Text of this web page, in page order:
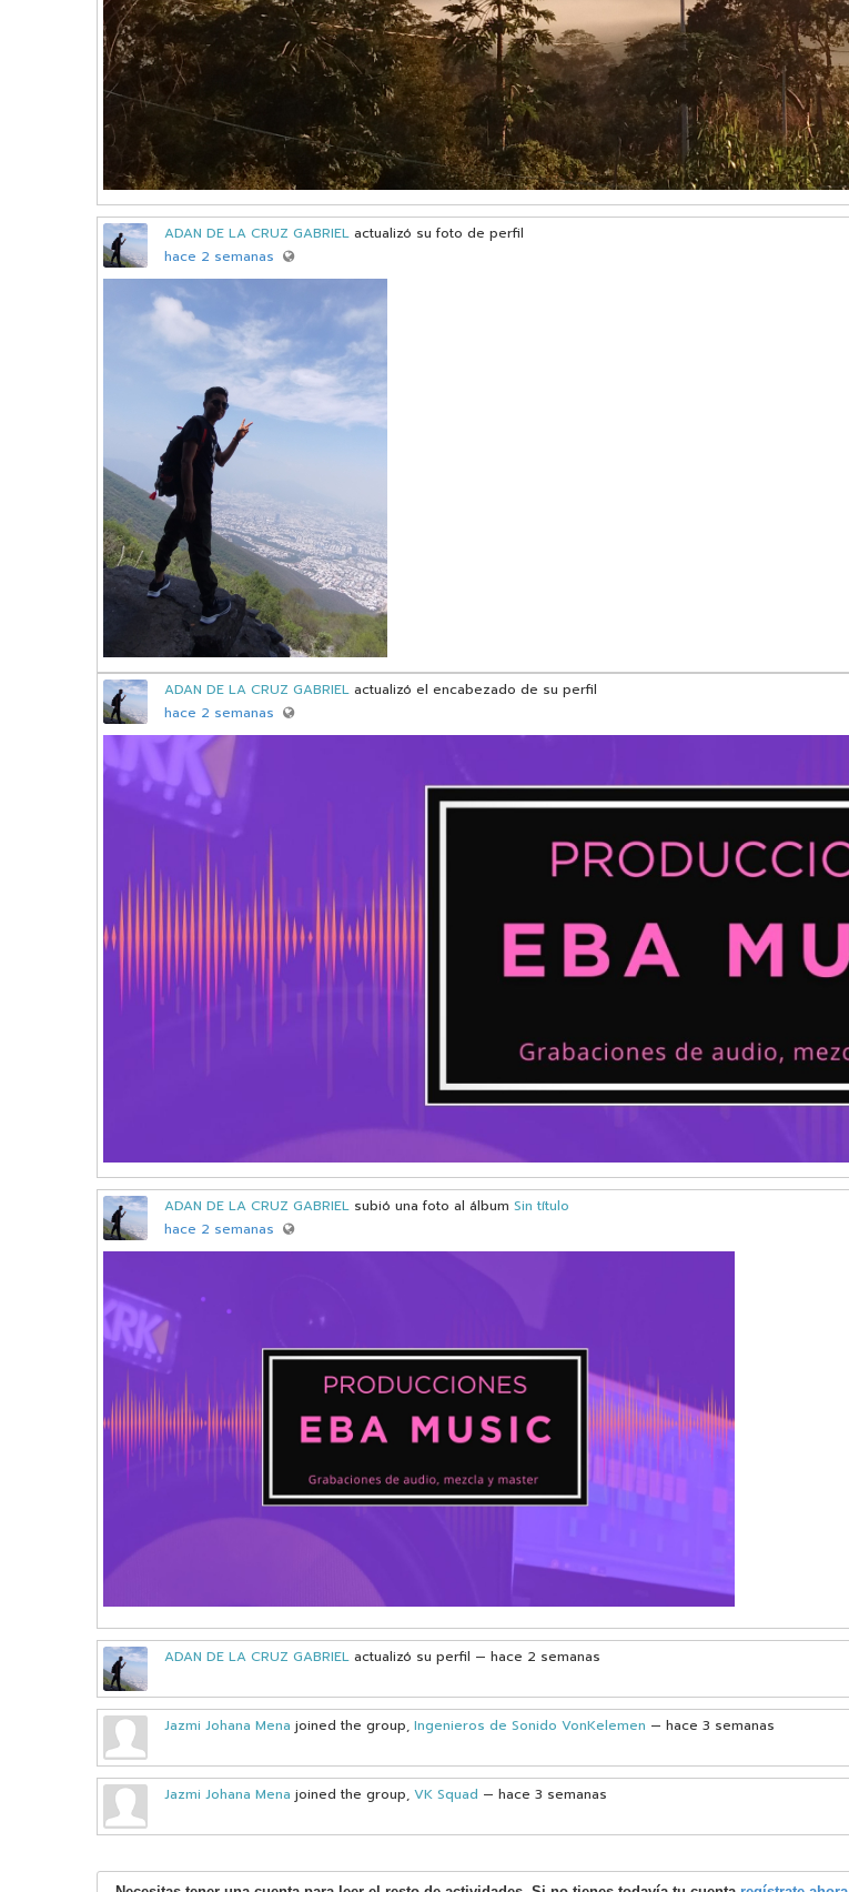
ADAN DE LA CRUZ GABRIEL actualizó su foto de perfil
hace 2 semanas
ADAN DE LA CRUZ GABRIEL actualizó el encabezado de su perfil
hace 2 semanas
ADAN DE LA CRUZ GABRIEL subió una foto al álbum Sin título
hace 2 semanas
ADAN DE LA CRUZ GABRIEL actualizó su perfil — hace 2 semanas
Jazmi Johana Mena joined the group, Ingenieros de Sonido VonKelemen — hace 3 semanas
Jazmi Johana Mena joined the group, VK Squad — hace 3 semanas